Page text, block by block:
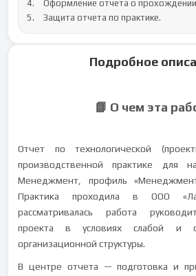
4.	Оформление отчета о прохождении практики.
5.	Защита отчета по практике.
Подробное
📘 О чем эта
Отчет по технологической
производственной практике для
Менеджмент, профиль
Практика проходила в ООО
рассматривалась работа
проекта в условиях слабой и
организационной структуры.
В центре отчета — подготовка и